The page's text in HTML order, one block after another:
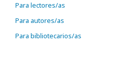
Para lectores/as
Para autores/as
Para bibliotecarios/as